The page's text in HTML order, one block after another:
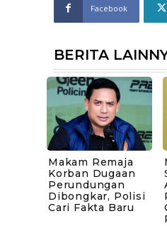
Facebook
BERITA
Makam Remaja
Korban Dugaan
Perundungan
Dibongkar, Polisi
Cari Fakta Baru